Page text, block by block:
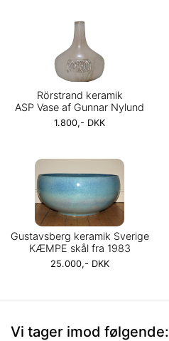
Rörstrand keramik
ASP Vase af Gunnar Nylund
1.800,- DKK
Gustavsberg keramik Sverige
KÆMPE skål fra 1983
25.000,- DKK
Vi tager imod følgende: